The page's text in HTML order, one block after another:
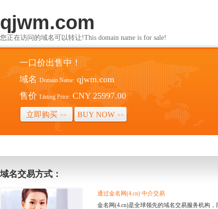
qjwm.com
您正在访问的域名可以转让!This domain name is for sale!
一口价出售中！
域名 Domain Name: qjwm.com
售价 Listing Price: CNY 25997.00
立即购买 >> BUY NOW >>
域名交易方式：
通过金名网(4.cn) 中介交易
金名网(4.cn)是全球领先的域名交易服务机构